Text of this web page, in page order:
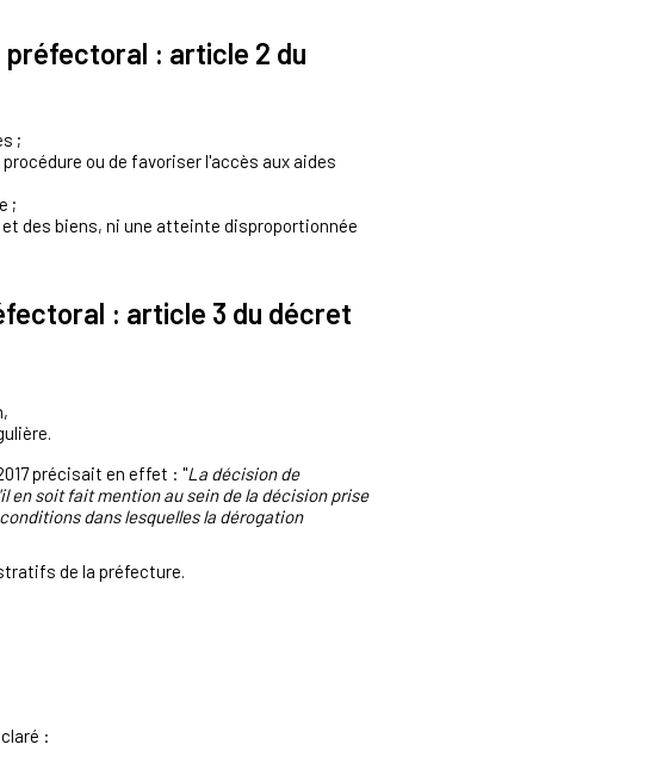
préfectoral : article 2 du
;
ou de favoriser l'accès aux aides
;
des biens, ni une atteinte disproportionnée
: article 3 du décret
précisait en effet : "La décision de
en soit fait mention au sein de la décision prise
dans lesquelles la dérogation
de la préfecture.
: